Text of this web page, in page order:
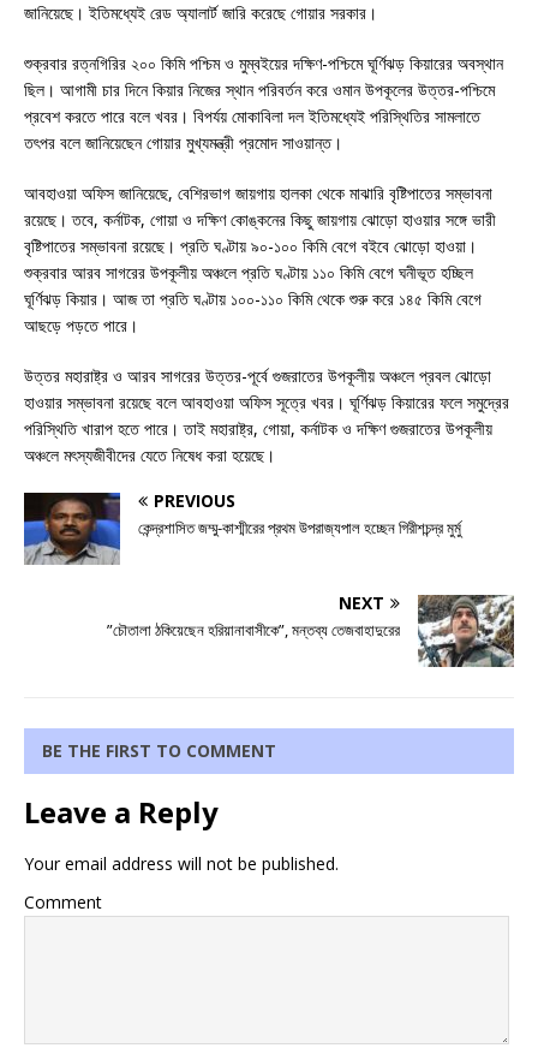
জানিয়েছে। ইতিমধ্যেই রেড অ্যালার্ট জারি করেছে গোয়ার সরকার।
শুক্রবার রত্নগিরির ২০০ কিমি পশ্চিম ও মুম্বইয়ের দক্ষিণ-পশ্চিমে ঘূর্ণিঝড় কিয়ারের অবস্থান
ছিল। আগামী চার দিনে কিয়ার নিজের স্থান পরিবর্তন করে ওমান উপকূলের উত্তর-পশ্চিমে
প্রবেশ করতে পারে বলে খবর। বিপর্যয় মোকাবিলা দল ইতিমধ্যেই পরিস্থিতির সামলাতে
তৎপর বলে জানিয়েছেন গোয়ার মুখ্যমন্ত্রী প্রমোদ সাওয়ান্ত।
আবহাওয়া অফিস জানিয়েছে, বেশিরভাগ জায়গায় হালকা থেকে মাঝারি বৃষ্টিপাতের সম্ভাবনা
রয়েছে। তবে, কর্নাটক, গোয়া ও দক্ষিণ কোঙ্কনের কিছু জায়গায় ঝোড়ো হাওয়ার সঙ্গে ভারী
বৃষ্টিপাতের সম্ভাবনা রয়েছে। প্রতি ঘণ্টায় ৯০-১০০ কিমি বেগে বইবে ঝোড়ো হাওয়া।
শুক্রবার আরব সাগরের উপকূলীয় অঞ্চলে প্রতি ঘণ্টায় ১১০ কিমি বেগে ঘনীভূত হচ্ছিল
ঘূর্ণিঝড় কিয়ার। আজ তা প্রতি ঘণ্টায় ১০০-১১০ কিমি থেকে শুরু করে ১৪৫ কিমি বেগে
আছড়ে পড়তে পারে।
উত্তর মহারাষ্ট্র ও আরব সাগরের উত্তর-পূর্বে গুজরাতের উপকূলীয় অঞ্চলে প্রবল ঝোড়ো
হাওয়ার সম্ভাবনা রয়েছে বলে আবহাওয়া অফিস সূত্রে খবর। ঘূর্ণিঝড় কিয়ারের ফলে সমুদ্রের
পরিস্থিতি খারাপ হতে পারে। তাই মহারাষ্ট্র, গোয়া, কর্নাটক ও দক্ষিণ গুজরাতের উপকূলীয়
অঞ্চলে মৎস্যজীবীদের যেতে নিষেধ করা হয়েছে।
PREVIOUS
কেন্দ্রশাসিত জম্মু-কাশ্মীরের প্রথম উপরাজ্যপাল হচ্ছেন গিরীশচন্দ্র মুর্মু
NEXT
”চৌতালা ঠকিয়েছেন হরিয়ানাবাসীকে”, মন্তব্য তেজবাহাদুরের
BE THE FIRST TO COMMENT
Leave a Reply
Your email address will not be published.
Comment